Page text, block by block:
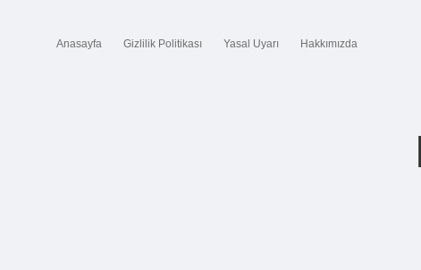
Anasayfa Gizlilik Politikası Yasal Uyarı Hakkımızda